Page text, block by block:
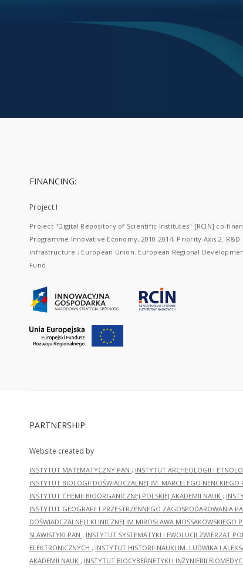
FINANCING:
Project I
Project "Digital Repository of Scientific Institutes" [RCIN] co-
Programme Innovative Economy, 2010-2014, Priority Axis 2. R&D
infrastructure ; European Union. European Regional
Fund.
PARTNERSHIP:
Website created by
INSTYTUT MATEMATYCZNY PAN ; INSTYTUT ARCHEOLOGII I
INSTYTUT BIOLOGII DOŚWIADCZALNEJ IM. MARCELEGO NENCKIEGO
INSTYTUT CHEMII BIOORGANICZNEJ POLSKIEJ AKADEMII NAUK ;
INSTYTUT GEOGRAFII I PRZESTRZENNEGO ZAGOSPODAROWANIA
DOŚWIADCZALNEJ I KLINICZNEJ IM.MIROSŁAWA MOSSAKOWSKIEGO
SLAWISTYKI PAN ; INSTYTUT SYSTEMATYKI I EWOLUCJI ZWIERZĄT
ELEKTRONICZNYCH ; INSTYTUT HISTORII NAUKI IM. LUDWIKA I
AKADEMII NAUK ; INSTYTUT BIOCYBERNETYKI I INŻYNIERII